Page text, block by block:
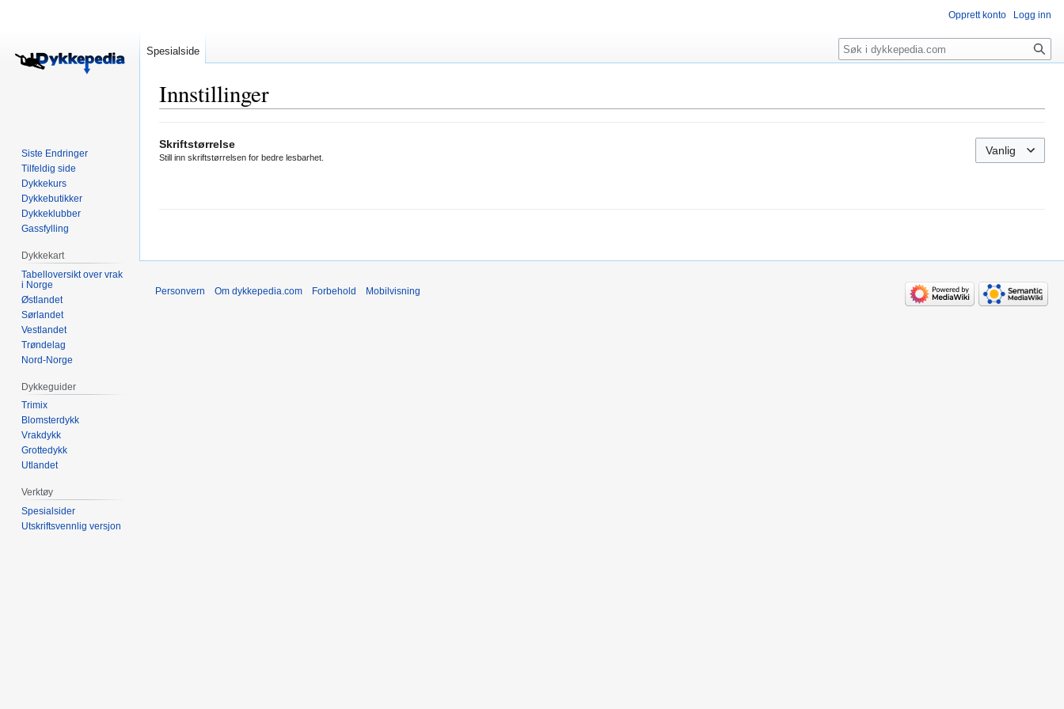
Innstillinger
til
navigering
til
søk
Skriftstørrelse
Still inn skriftstørrelsen for bedre lesbarhet.
Vanlig
Opprett konto Logg inn
Spesialside Søk
Siste Endringer
Tilfeldig side
Dykkekurs
Dykkebutikker
Dykkeklubber
Gassfylling
Dykkekart
Tabelloversikt over vrak
i Norge
Østlandet
Sørlandet
Vestlandet
Trøndelag
Nord-Norge
Dykkeguider
Trimix
Blomsterdykk
Vrakdykk
Grottedykk
Utlandet
Verktøy
Spesialsider
Utskriftsvennlig versjon
Personvern Om dykkepedia.com Forbehold Mobilvisning